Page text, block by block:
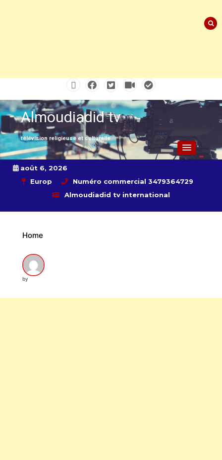
content
Almoudiadid tv
télévision religieuse et culturelle
août 6, 2026
Europ
Numéro commercial 3479364729
Almoudiadid tv international
Home
by